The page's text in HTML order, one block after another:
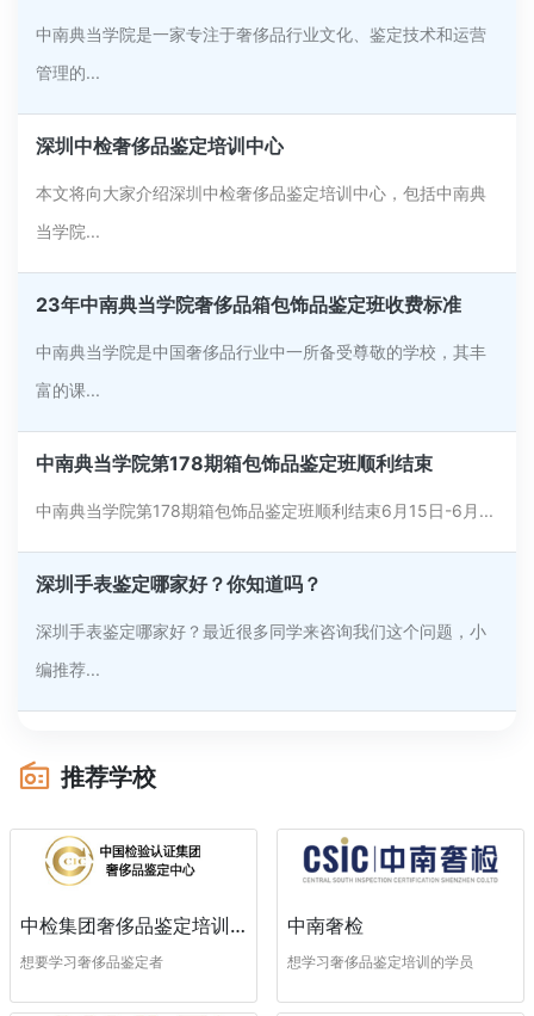
中南典当学院是一家专注于奢侈品行业文化、鉴定技术和运营
管理的...
深圳中检奢侈品鉴定培训中心
本文将向大家介绍深圳中检奢侈品鉴定培训中心，包括中南典
当学院...
23年中南典当学院奢侈品箱包饰品鉴定班收费标准
中南典当学院是中国奢侈品行业中一所备受尊敬的学校，其丰
富的课...
中南典当学院第178期箱包饰品鉴定班顺利结束
中南典当学院第178期箱包饰品鉴定班顺利结束6月15日-6月...
深圳手表鉴定哪家好？你知道吗？
深圳手表鉴定哪家好？最近很多同学来咨询我们这个问题，小
编推荐...
推荐学校
中检集团奢侈品鉴定培训中心
想要学习奢侈品鉴定者
中南奢检
想学习奢侈品鉴定培训的学员